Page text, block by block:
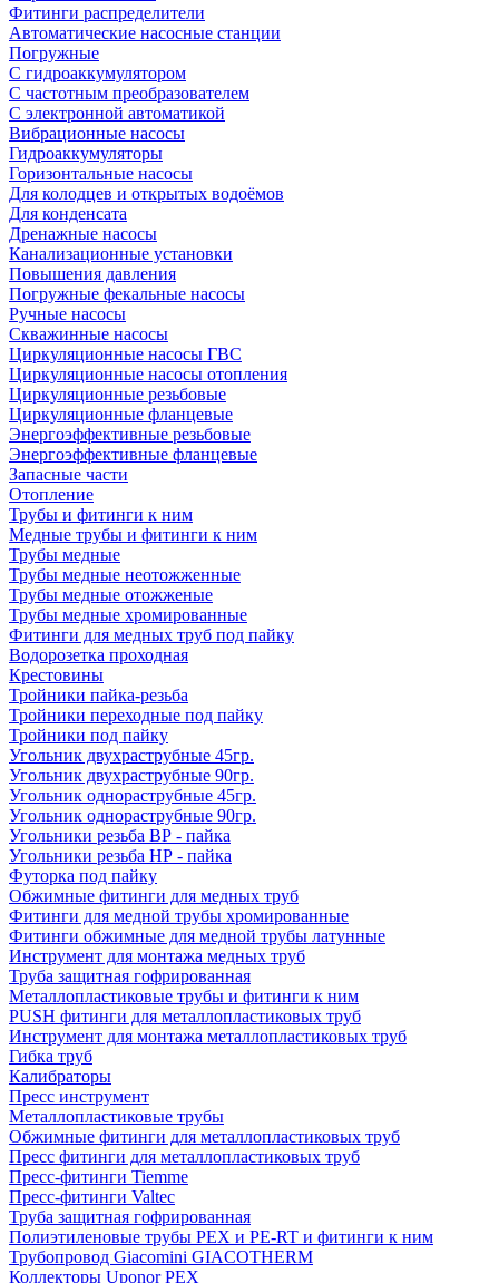
Фитинги распределители
Автоматические насосные станции
Погружные
С гидроаккумулятором
С частотным преобразователем
С электронной автоматикой
Вибрационные насосы
Гидроаккумуляторы
Горизонтальные насосы
Для колодцев и открытых водоёмов
Для конденсата
Дренажные насосы
Канализационные установки
Повышения давления
Погружные фекальные насосы
Ручные насосы
Скважинные насосы
Циркуляционные насосы ГВС
Циркуляционные насосы отопления
Циркуляционные резьбовые
Циркуляционные фланцевые
Энергоэффективные резьбовые
Энергоэффективные фланцевые
Запасные части
Отопление
Трубы и фитинги к ним
Медные трубы и фитинги к ним
Трубы медные
Трубы медные неотожженные
Трубы медные отожженые
Трубы медные хромированные
Фитинги для медных труб под пайку
Водорозетка проходная
Крестовины
Тройники пайка-резьба
Тройники переходные под пайку
Тройники под пайку
Угольник двухраструбные 45гр.
Угольник двухраструбные 90гр.
Угольник однораструбные 45гр.
Угольник однораструбные 90гр.
Угольники резьба ВР - пайка
Угольники резьба НР - пайка
Футорка под пайку
Обжимные фитинги для медных труб
Фитинги для медной трубы хромированные
Фитинги обжимные для медной трубы латунные
Инструмент для монтажа медных труб
Труба защитная гофрированная
Металлопластиковые трубы и фитинги к ним
PUSH фитинги для металлопластиковых труб
Инструмент для монтажа металлопластиковых труб
Гибка труб
Калибраторы
Пресс инструмент
Металлопластиковые трубы
Обжимные фитинги для металлопластиковых труб
Пресс фитинги для металлопластиковых труб
Пресс-фитинги Tiemme
Пресс-фитинги Valtec
Труба защитная гофрированная
Полиэтиленовые трубы PEX и PE-RT и фитинги к ним
Трубопровод Giacomini GIACOTHERM
Коллекторы Uponor PEX